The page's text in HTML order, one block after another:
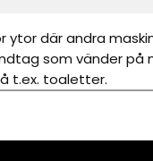
ytor där andra
som vänder på
t.ex. toaletter.